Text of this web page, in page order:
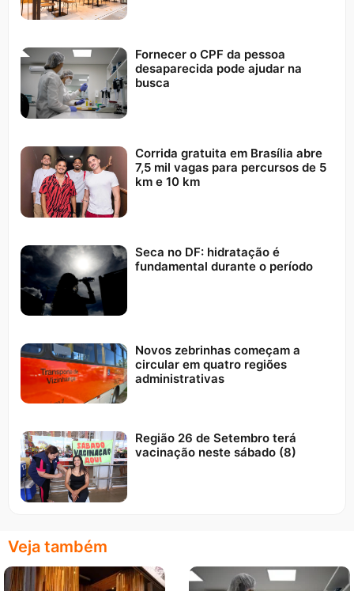
Fornecer o CPF da pessoa
desaparecida pode ajudar na
busca
Corrida gratuita em Brasília abre
7,5 mil vagas para percursos de 5
km e 10 km
Seca no DF: hidratação é
fundamental durante o período
Novos zebrinhas começam a
circular em quatro regiões
administrativas
Região 26 de Setembro terá
vacinação neste sábado (8)
Veja também